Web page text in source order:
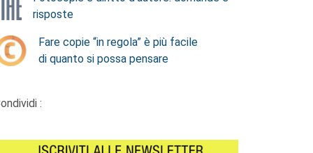
risposte
Fare copie “in regola” è più facile
di quanto si possa pensare
: